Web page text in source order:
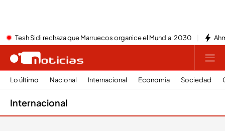
Tesh Sidi rechaza que Marruecos organice el Mundial 2030
Lo último Nacional Internacional Economía Sociedad
Internacional